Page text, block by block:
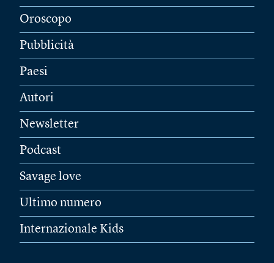
Oroscopo
Pubblicità
Paesi
Autori
Newsletter
Podcast
Savage love
Ultimo numero
Internazionale Kids